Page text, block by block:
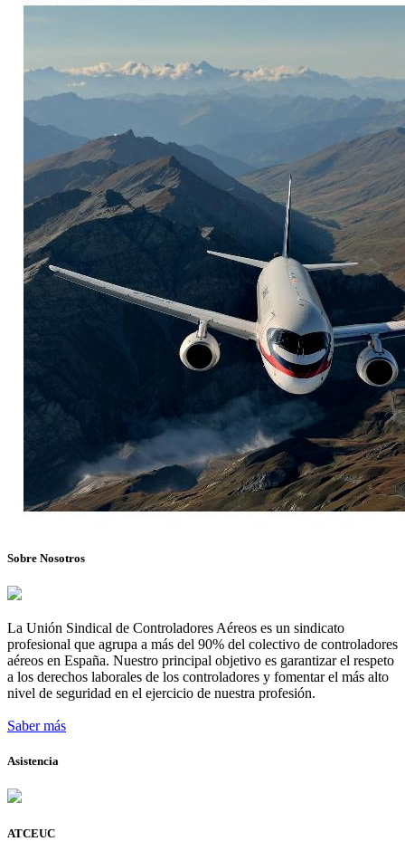
Sobre Nosotros
La Unión Sindical de Controladores Aéreos es un sindicato
profesional que agrupa a más del 90% del colectivo de controladores
aéreos en España. Nuestro principal objetivo es garantizar el respeto
a los derechos laborales de los controladores y fomentar el más alto
nivel de seguridad en el ejercicio de nuestra profesión.
Saber más
Asistencia
ATCEUC